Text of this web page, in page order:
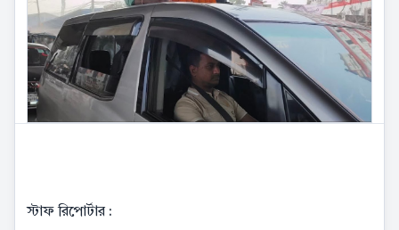
স্টাফ রিপোর্টার :